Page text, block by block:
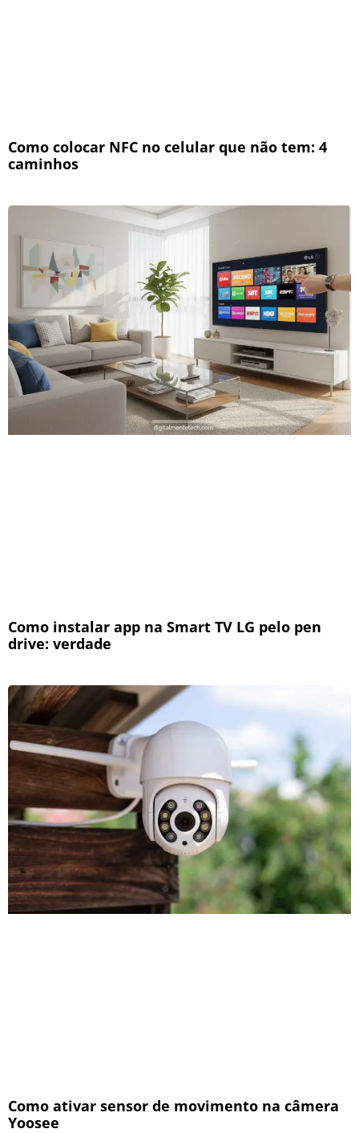
Como colocar NFC no celular que não tem: 4
caminhos
Como instalar app na Smart TV LG pelo pen
drive: verdade
Como ativar sensor de movimento na câmera
Yoosee